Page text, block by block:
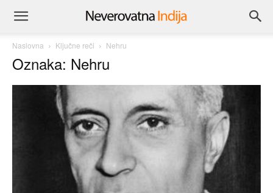
Naslovna Ključne reči Nehru
Oznaka: Nehru